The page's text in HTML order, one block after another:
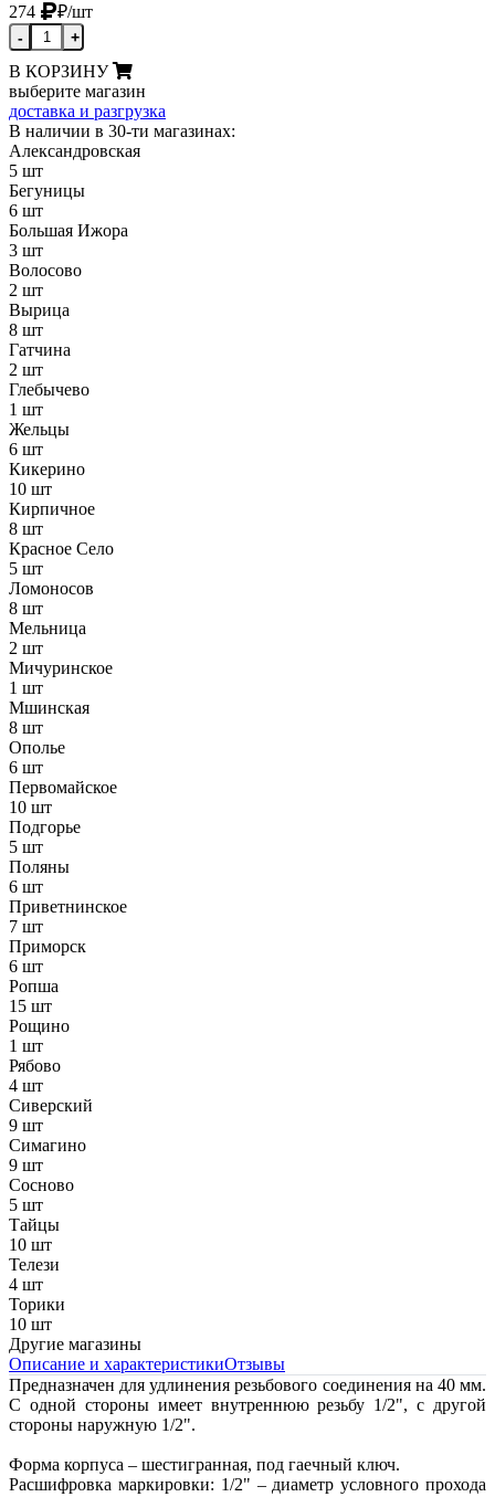
274
₽/шт
- +
В КОРЗИНУ
выберите магазин
доставка и разгрузка
В наличии в 30-ти магазинах:
Александровская
5 шт
Бегуницы
6 шт
Большая Ижора
3 шт
Волосово
2 шт
Вырица
8 шт
Гатчина
2 шт
Глебычево
1 шт
Жельцы
6 шт
Кикерино
10 шт
Кирпичное
8 шт
Красное Село
5 шт
Ломоносов
8 шт
Мельница
2 шт
Мичуринское
1 шт
Мшинская
8 шт
Ополье
6 шт
Первомайское
10 шт
Подгорье
5 шт
Поляны
6 шт
Приветнинское
7 шт
Приморск
6 шт
Ропша
15 шт
Рощино
1 шт
Рябово
4 шт
Сиверский
9 шт
Симагино
9 шт
Сосново
5 шт
Тайцы
10 шт
Телези
4 шт
Торики
10 шт
Другие магазины
Описание и характеристикиОтзывы
Предназначен для удлинения резьбового соединения на 40 мм.
С одной стороны имеет внутреннюю резьбу 1/2", с другой
стороны наружную 1/2".
Форма корпуса – шестигранная, под гаечный ключ.
Расшифровка маркировки: 1/2" – диаметр условного прохода